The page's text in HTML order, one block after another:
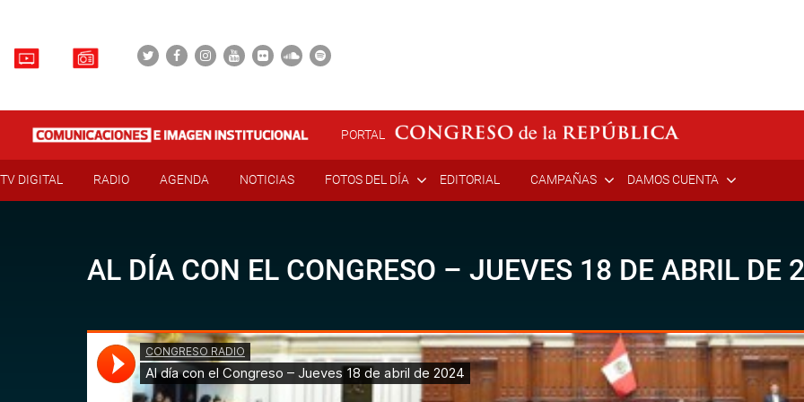
PORTAL
TV DIGITAL RADIO AGENDA NOTICIAS FOTOS DEL DÍA EDITORIAL CAMPAÑAS DAMOS CUENTA
AL DÍA CON EL CONGRESO – JUEVES 18 DE ABRIL DE